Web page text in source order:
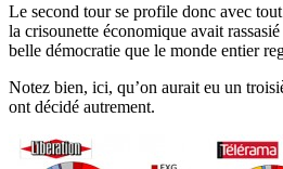
Le second tour se profile donc avec
la crisounette économique avait
belle démocratie que le monde entier
Notez bien, ici, qu’on aurait eu un
ont décidé autrement.